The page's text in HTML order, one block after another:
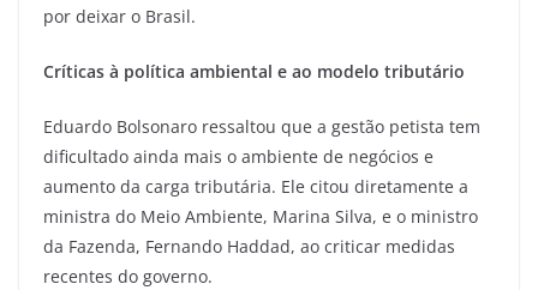
por deixar o Brasil.
Críticas à política ambiental e ao modelo tributário
Eduardo Bolsonaro ressaltou que a gestão petista tem
dificultado ainda mais o ambiente de negócios e
aumento da carga tributária. Ele citou diretamente a
ministra do Meio Ambiente, Marina Silva, e o ministro
da Fazenda, Fernando Haddad, ao criticar medidas
recentes do governo.